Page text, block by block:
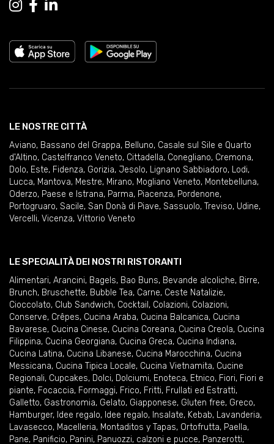
LE NOSTRE CITTÀ
Aviano, Bassano del Grappa, Belluno, Casale sul Sile e Quarto
d'Altino, Castelfranco Veneto, Cittadella, Conegliano, Cremona,
Dolo, Este, Fidenza, Gorizia, Jesolo, Lignano Sabbiadoro, Lodi,
Lucca, Mantova, Mestre, Mirano, Mogliano Veneto, Montebelluna,
Oderzo, Paese e Istrana, Parma, Piacenza, Pordenone,
Portogruaro, Sacile, San Donà di Piave, Sassuolo, Treviso, Udine,
Vercelli, Vicenza, Vittorio Veneto
LE SPECIALITÀ DEI NOSTRI RISTORANTI
Alimentari, Arancini, Bagels, Bao Buns, Bevande alcoliche, Birre,
Brunch, Bruschette, Bubble Tea, Carne, Ceste Natalizie,
Cioccolato, Club Sandwich, Cocktail , Colazioni, Colazioni,
Conserve, Crêpes, Cucina Araba, Cucina Balcanica, Cucina
Bavarese, Cucina Cinese, Cucina Coreana, Cucina Creola, Cucina
Filippina, Cucina Georgiana, Cucina Greca, Cucina Indiana,
Cucina Latina, Cucina Libanese, Cucina Marocchina, Cucina
Messicana, Cucina Tipica Locale, Cucina Vietnamita, Cucine
Regionali, Cupcakes, Dolci, Dolciumi, Enoteca, Etnico, Fiori, Fiori e
piante, Focaccia, Formaggi, Frico, Fritti, Frullati ed Estratti,
Galletto, Gastronomia, Gelato, Giapponese, Gluten free, Greco,
Hamburger, Idee regalo, Idee regalo, Insalate, Kebab, Lavanderia,
Lavasecco, Macelleria, Montaditos y Tapas, Ortofrutta, Paella,
Pane, Panificio, Panini, Panuozzi, calzoni e pucce, Panzerotti,